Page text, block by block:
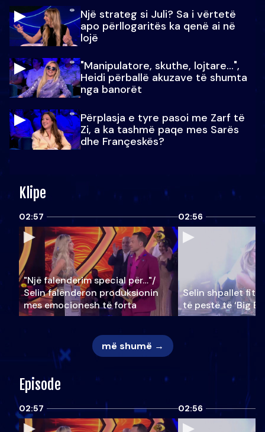
Një strateg si Juli? Sa i vërtetë
apo përllogaritës ka qenë ai në
lojë
"Manipulatore, skuthe, lojtare...",
Heidi përballë akuzave të shumta
nga banorët
Përplasja e tyre pasoi me Zarf të
Zi, a ka tashmë paqe mes Sarës
dhe Françeskës?
Klipe
02:57
"Një falenderim special për…"/
Selin falënderon produksionin
mes emocionesh të forta
02:56
Selin shpallet
të pestë të ‘Big
më shumë →
Episode
02:57 02:56